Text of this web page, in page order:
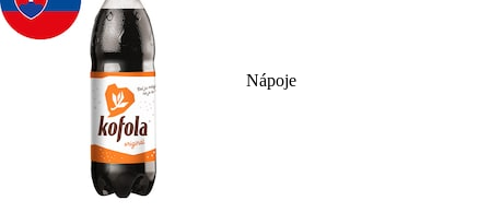
Nápoje